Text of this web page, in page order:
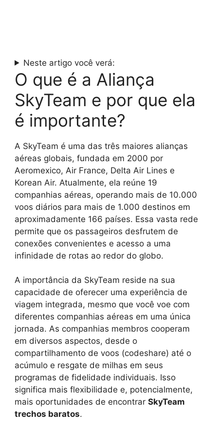
Neste artigo você verá:
O que é a Aliança
SkyTeam e por que ela
é importante?
A SkyTeam é uma das três maiores alianças
aéreas globais, fundada em 2000 por
Aeromexico, Air France, Delta Air Lines e
Korean Air. Atualmente, ela reúne 19
companhias aéreas, operando mais de 10.000
voos diários para mais de 1.000 destinos em
aproximadamente 166 países. Essa vasta rede
permite que os passageiros desfrutem de
conexões convenientes e acesso a uma
infinidade de rotas ao redor do globo.
A importância da SkyTeam reside na sua
capacidade de oferecer uma experiência de
viagem integrada, mesmo que você voe com
diferentes companhias aéreas em uma única
jornada. As companhias membros cooperam
em diversos aspectos, desde o
compartilhamento de voos (codeshare) até o
acúmulo e resgate de milhas em seus
programas de fidelidade individuais. Isso
significa mais flexibilidade e, potencialmente,
mais oportunidades de encontrar SkyTeam
trechos baratos.